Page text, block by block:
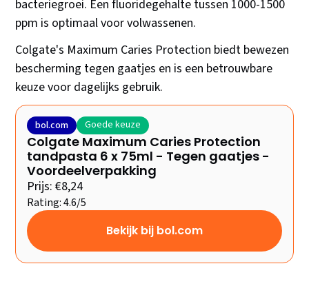
bacteriegroei. Een fluoridegehalte tussen 1000-1500
ppm is optimaal voor volwassenen.
Colgate's Maximum Caries Protection biedt bewezen
bescherming tegen gaatjes en is een betrouwbare
keuze voor dagelijks gebruik.
bol.com Goede keuze
Colgate Maximum Caries Protection
tandpasta 6 x 75ml - Tegen gaatjes -
Voordeelverpakking
Prijs: €8,24
Rating: 4.6/5
Bekijk bij bol.com